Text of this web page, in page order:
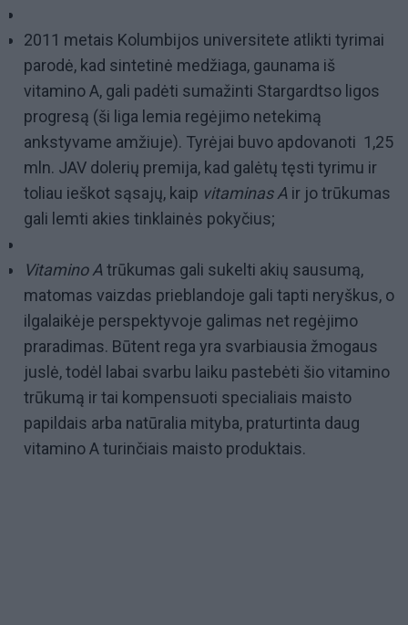
2011 metais Kolumbijos universitete atlikti tyrimai
parodė, kad sintetinė medžiaga, gaunama iš
vitamino A, gali padėti sumažinti Stargardtso ligos
progresą (ši liga lemia regėjimo netekimą
ankstyvame amžiuje). Tyrėjai buvo apdovanoti 1,25
mln. JAV dolerių premija, kad galėtų tęsti tyrimu ir
toliau ieškot sąsajų, kaip vitaminas A ir jo trūkumas
gali lemti akies tinklainės pokyčius;
Vitamino Atrūkumas gali sukelti akių sausumą,
matomas vaizdas prieblandoje gali tapti neryškus, o
ilgalaikėje perspektyvoje galimas net regėjimo
praradimas. Būtent rega yra svarbiausia žmogaus
juslė, todėl labai svarbu laiku pastebėti šio vitamino
trūkumą ir tai kompensuoti specialiais maisto
papildais arba natūralia mityba, praturtinta daug
vitamino A turinčiais maisto produktais.